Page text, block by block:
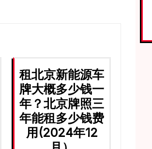
租北京新能源车
牌大概多少钱一
年？北京牌照三
年能租多少钱费
用(2024年12